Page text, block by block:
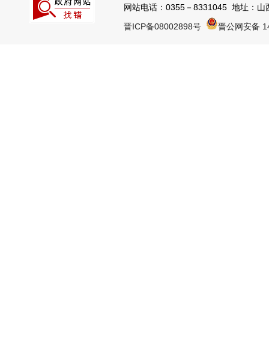
网站电话：0355－8331045 地址：
晋ICP备08002898号
晋公网安备